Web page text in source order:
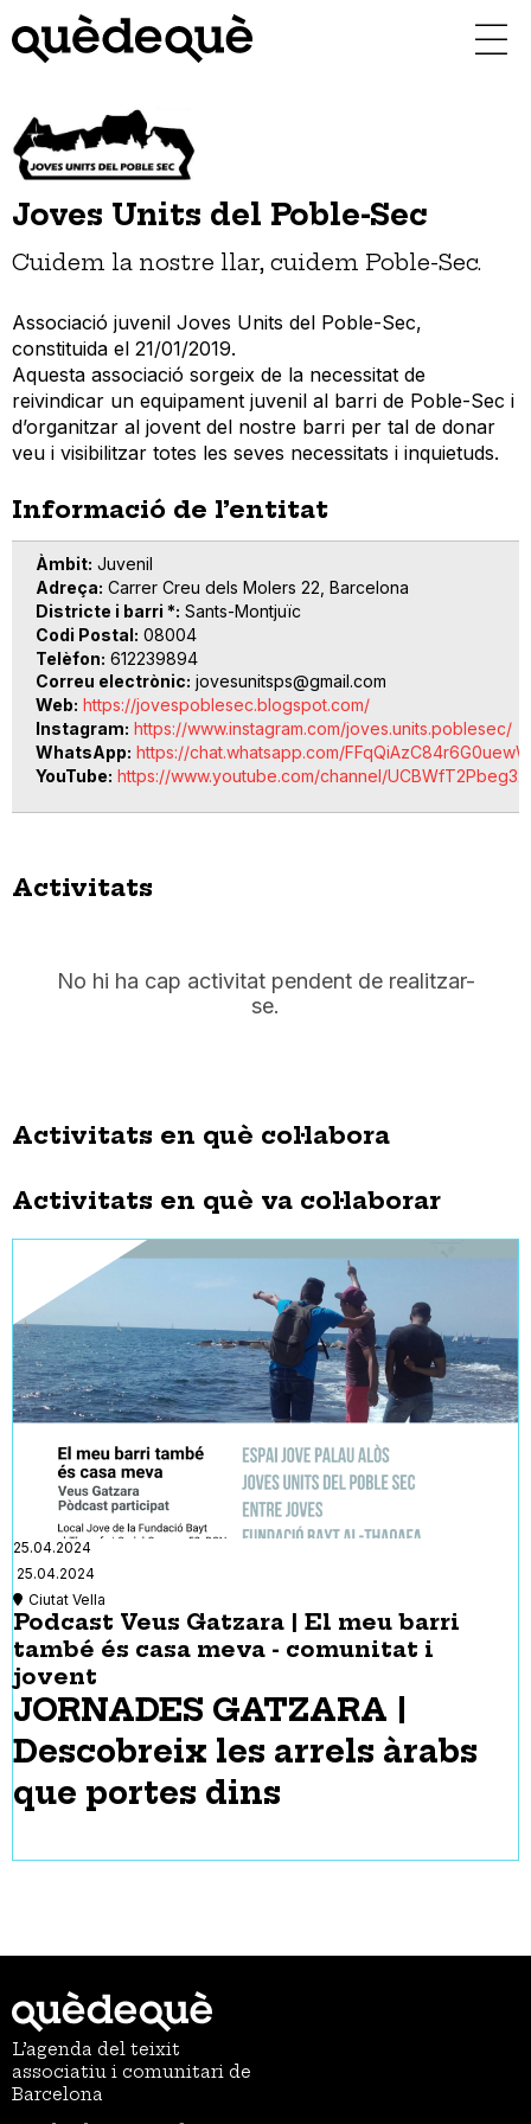
contingut
Joves Units del Poble-Sec
Cuidem la nostre llar, cuidem Poble-Sec.
Associació juvenil Joves Units del Poble-Sec,
constituida el 21/01/2019.
Aquesta associació sorgeix de la necessitat de
reivindicar un equipament juvenil al barri de Poble-Sec i
d’organitzar al jovent del nostre barri per tal de donar
veu i visibilitzar totes les seves necessitats i inquietuds.
Informació de l’entitat
Àmbit Juvenil
Adreça Carrer Creu dels Molers 22, Barcelona
Districte i barri * Sants-Montjuïc
Codi Postal 08004
Telèfon 612239894
Correu electrònic jovesunitsps@gmail.com
Web https://jovespoblesec.blogspot.com/
Instagram https://www.instagram.com/joves.units.poblesec/
WhatsApp https://chat.whatsapp.com/
YouTube https://www.youtube.com/channel/
Activitats
No hi ha cap activitat pendent de realitzar-
se.
Activitats en què col·labora
Activitats en què va col·laborar
25.04.2024
25.04.2024
Ciutat Vella
Podcast Veus Gatzara | El meu barri
també és casa meva - comunitat i
jovent
JORNADES GATZARA |
Descobreix les arrels àrabs
que portes dins
L’agenda del teixit
associatiu i comunitari de
Barcelona